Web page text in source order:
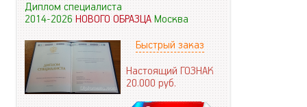
Диплом специалиста
2014-2026НОВОГО ОБРАЗЦАМосква
Быстрый заказ
Настоящий ГОЗНАК
20.000руб.